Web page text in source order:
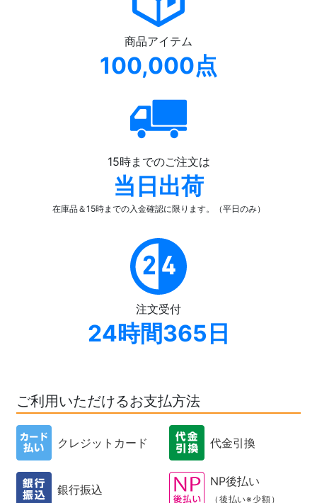
商品アイテム
100,000点
15時までのご注文は
当日出荷
在庫品＆15時までの入金確認に限ります。（平日のみ）
注文受付
24時間365日
ご利用いただけるお支払方法
クレジットカード 代金引換
銀行振込
NP後払い
（後払い※少額）